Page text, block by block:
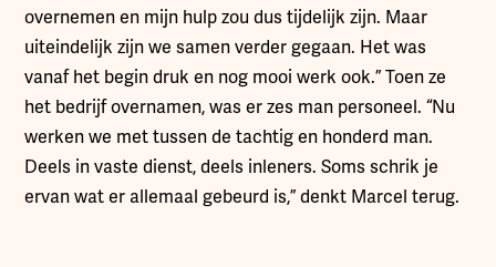
overnemen en mijn hulp zou dus tijdelijk zijn. Maar
uiteindelijk zijn we samen verder gegaan. Het was
vanaf het begin druk en nog mooi werk ook.” Toen ze
het bedrijf overnamen, was er zes man personeel. “Nu
werken we met tussen de tachtig en honderd man.
Deels in vaste dienst, deels inleners. Soms schrik je
ervan wat er allemaal gebeurd is,” denkt Marcel terug.